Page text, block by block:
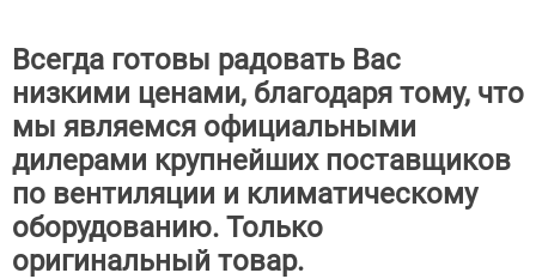
Всегда готовы радовать Вас
низкими ценами, благодаря тому, что
мы являемся официальными
дилерами крупнейших поставщиков
по вентиляции и климатическому
оборудованию. Только
оригинальный товар.